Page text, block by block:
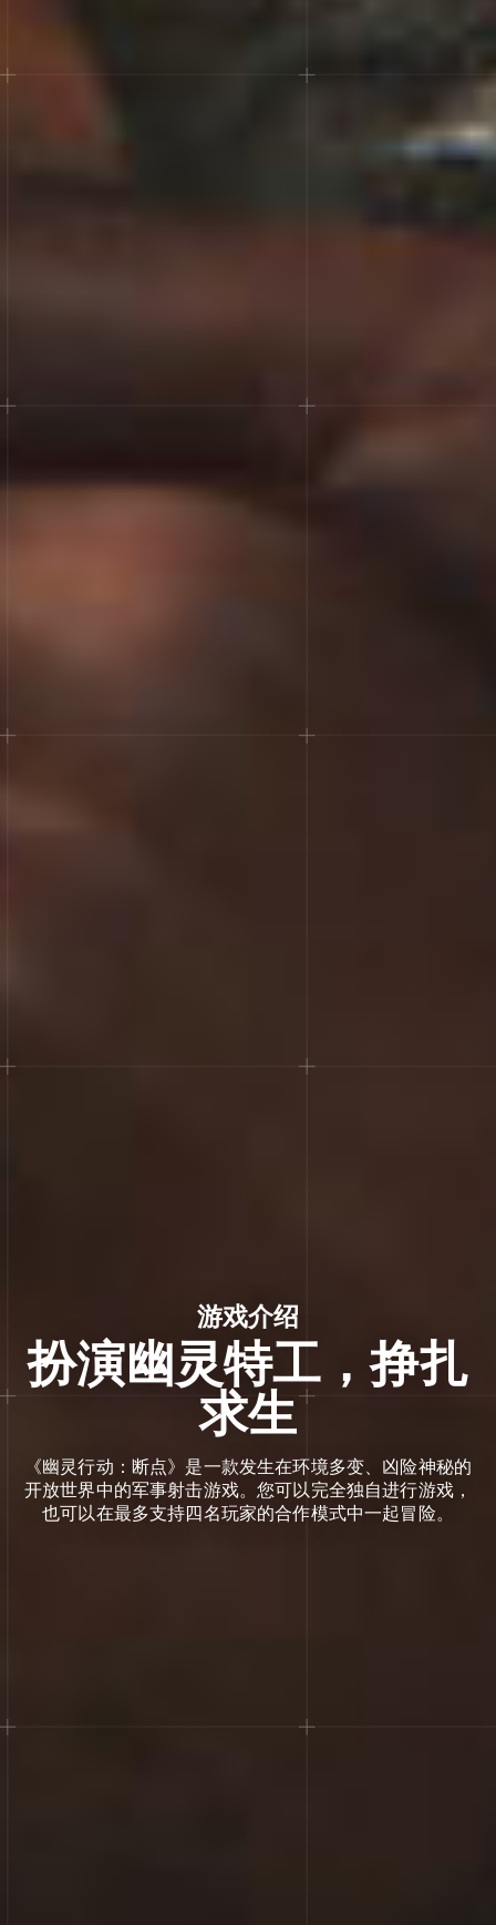
游戏介绍
扮演幽灵特工，挣扎
求生
《幽灵行动：断点》是一款发生在环境多变、凶险神秘的
开放世界中的军事射击游戏。您可以完全独自进行游戏，
也可以在最多支持四名玩家的合作模式中一起冒险。